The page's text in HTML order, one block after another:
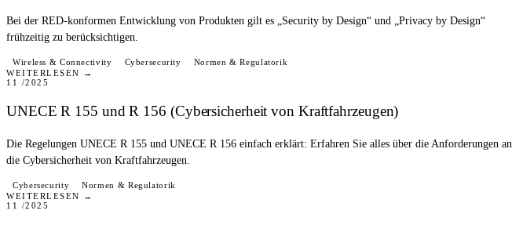
Bei der RED-konformen Entwicklung von Produkten gilt es „Security by Design“ und „Privacy by Design“
frühzeitig zu berücksichtigen.
Wireless & Connectivity Cybersecurity Normen & Regulatorik
WEITERLESEN →
BLOG
11 /2025
UNECE R 155 und R 156 (Cybersicherheit von Kraftfahrzeugen)
Die Regelungen UNECE R 155 und UNECE R 156 einfach erklärt: Erfahren Sie alles über die Anforderungen an
die Cybersicherheit von Kraftfahrzeugen.
Cybersecurity Normen & Regulatorik
WEITERLESEN →
PRESSE
11 /2025